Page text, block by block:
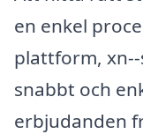
en enkel
plattform,
snabbt och
erbjudanden